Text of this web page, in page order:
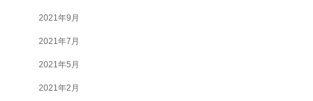
2021年9月
2021年7月
2021年5月
2021年2月